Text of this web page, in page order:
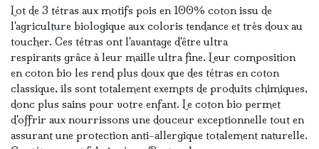
Lot de 3 tétras aux motifs pois en 100% coton issu de
l'agriculture biologique aux coloris tendance et très doux au
toucher. Ces tétras ont l'avantage d'être ultra
respirants grâce à leur maille ultra fine. Leur composition
en coton bio les rend plus doux que des tétras en coton
classique, ils sont totalement exempts de produits chimiques,
donc plus sains pour votre enfant. Le coton bio permet
d'offrir aux nourrissons une douceur exceptionnelle tout en
assurant une protection anti-allergique totalement naturelle.